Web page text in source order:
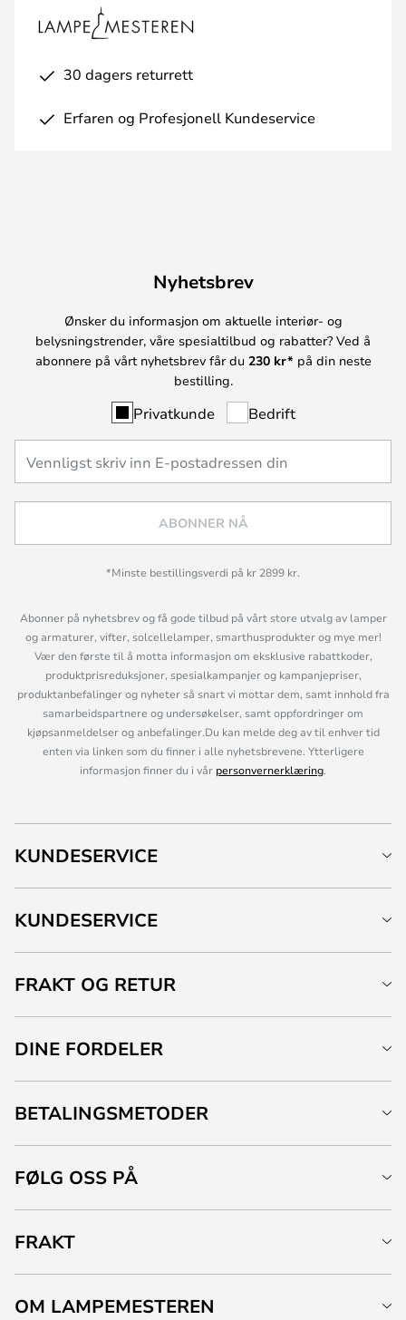
30 dagers returrett
Erfaren og Profesjonell Kundeservice
Nyhetsbrev
Ønsker du informasjon om aktuelle interiør- og
belysningstrender, våre spesialtilbud og rabatter? Ved å
abonnere på vårt nyhetsbrev får du 230 kr* på din neste
bestilling.
Privatkunde Bedrift
ABONNER NÅ
*Minste bestillingsverdi på kr 2899 kr.
Abonner på nyhetsbrev og få gode tilbud på vårt store utvalg av lamper
og armaturer, vifter, solcellelamper, smarthusprodukter og mye mer!
Vær den første til å motta informasjon om eksklusive rabattkoder,
produktprisreduksjoner, spesialkampanjer og kampanjepriser,
produktanbefalinger og nyheter så snart vi mottar dem, samt innhold fra
samarbeidspartnere og undersøkelser, samt oppfordringer om
kjøpsanmeldelser og anbefalinger.Du kan melde deg av til enhver tid
enten via linken som du finner i alle nyhetsbrevene. Ytterligere
informasjon finner du i vår personvernerklæring.
KUNDESERVICE
KUNDESERVICE
FRAKT OG RETUR
DINE FORDELER
BETALINGSMETODER
FØLG OSS PÅ
FRAKT
OM LAMPEMESTEREN